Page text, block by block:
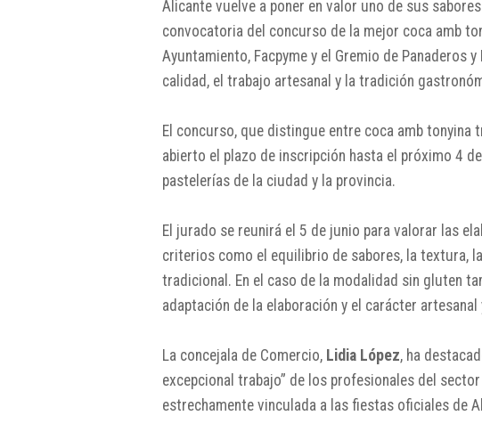
Alicante vuelve a poner en valor uno de sus
convocatoria del concurso de la mejor coca amb
Ayuntamiento, Facpyme y el Gremio de Panaderos
calidad, el trabajo artesanal y la tradición
El concurso, que distingue entre coca amb tonyina
abierto el plazo de inscripción hasta el próximo 4
pastelerías de la ciudad y la provincia.
El jurado se reunirá el 5 de junio para valorar las
criterios como el equilibrio de sabores, la textura,
tradicional. En el caso de la modalidad sin gluten
adaptación de la elaboración y el carácter
La concejala de Comercio, Lidia López, ha
excepcional trabajo” de los profesionales del
estrechamente vinculada a las fiestas oficiales de